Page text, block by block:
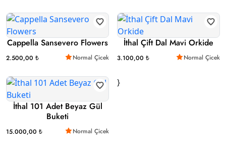
Cappella Sansevero Flowers
2.500,00 ₺ Normal Çicek
İthal Çift Dal Mavi Orkide
3.100,00 ₺ Normal Çicek
İthal 101 Adet Beyaz Gül
Buketi
15.000,00 ₺ Normal Çicek
}